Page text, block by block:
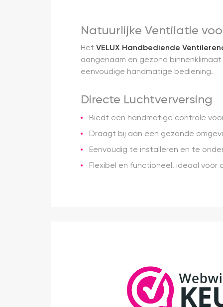
Natuurlijke Ventilatie
Het VELUX Handbediende
aangenaam en gezond
eenvoudige handmatige bediening.
Directe Luchtverversing
Biedt een handmatige controle
Draagt bij aan een gezonde
Eenvoudig te installeren en te
Flexibel en functioneel, ideaal voor